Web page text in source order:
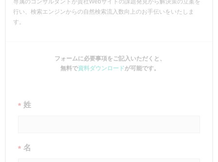
専属のコンサルタントが貴社Webサイトの課題発見から解決策の立案を
行い、検索エンジンからの自然検索流入数向上のお手伝いをいたしま
す。
フォームに必要事項をご記入いただくと、
無料で資料ダウンロードが可能です。
* 姓
* 名